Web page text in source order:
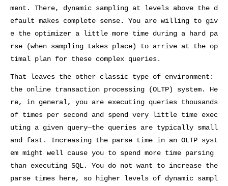
ment. There, dynamic sampling at levels above the d
efault makes complete sense. You are willing to giv
e the optimizer a little more time during a hard pa
rse (when sampling takes place) to arrive at the op
timal plan for these complex queries.
That leaves the other classic type of environment:
the online transaction processing (OLTP) system. He
re, in general, you are executing queries thousands
of times per second and spend very little time exec
uting a given query—the queries are typically small
and fast. Increasing the parse time in an OLTP syst
em might well cause you to spend more time parsing
than executing SQL. You do not want to increase the
parse times here, so higher levels of dynamic sampl